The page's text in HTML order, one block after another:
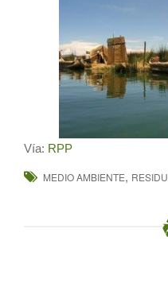
Vía: RPP
MEDIO AMBIENTE,